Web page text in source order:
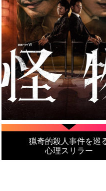
猟奇的殺人事件を巡
心理スリラー